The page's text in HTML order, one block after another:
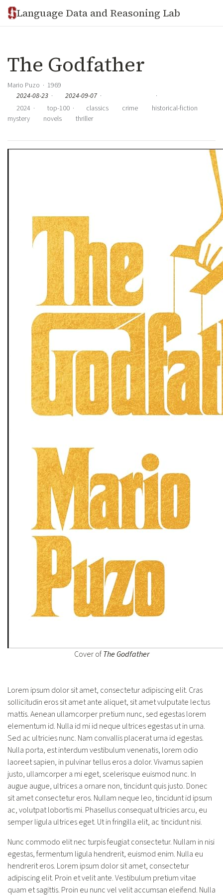
Language Data and Reasoning Lab
The Godfather
Mario Puzo · 1969
2024-08-23 · 2024-09-07·
·
2024 · top-100· classics crime
historical-fiction
mystery
novels thriller
Cover ofThe Godfather
Lorem ipsum dolor sit amet, consectetur adipiscing elit. Cras
sollicitudin eros sit amet ante aliquet, sit amet vulputate lectus
mattis. Aenean ullamcorper pretium nunc, sed egestas lorem
elementum id. Nulla id mi id neque ultrices egestas ut in urna.
Sed ac ultricies nunc. Nam convallis placerat urna id egestas.
Nulla porta, est interdum vestibulum venenatis, lorem odio
laoreet sapien, in pulvinar tellus eros a dolor. Vivamus sapien
justo, ullamcorper a mi eget, scelerisque euismod nunc. In
augue augue, ultrices a ornare non, tincidunt quis justo. Donec
sit amet consectetur eros. Nullam neque leo, tincidunt id ipsum
ac, volutpat lobortis mi. Phasellus consequat ultricies arcu, eu
semper ligula ultrices eget. Ut in fringilla elit, ac tincidunt nisi.
Nunc commodo elit nec turpis feugiat consectetur. Nullam in nisi
egestas, fermentum ligula hendrerit, euismod enim. Nulla eu
hendrerit eros. Lorem ipsum dolor sit amet, consectetur
adipiscing elit. Proin et velit ante. Vestibulum pretium vitae
quam et sagittis. Proin eu nunc vel velit accumsan eleifend. Nulla